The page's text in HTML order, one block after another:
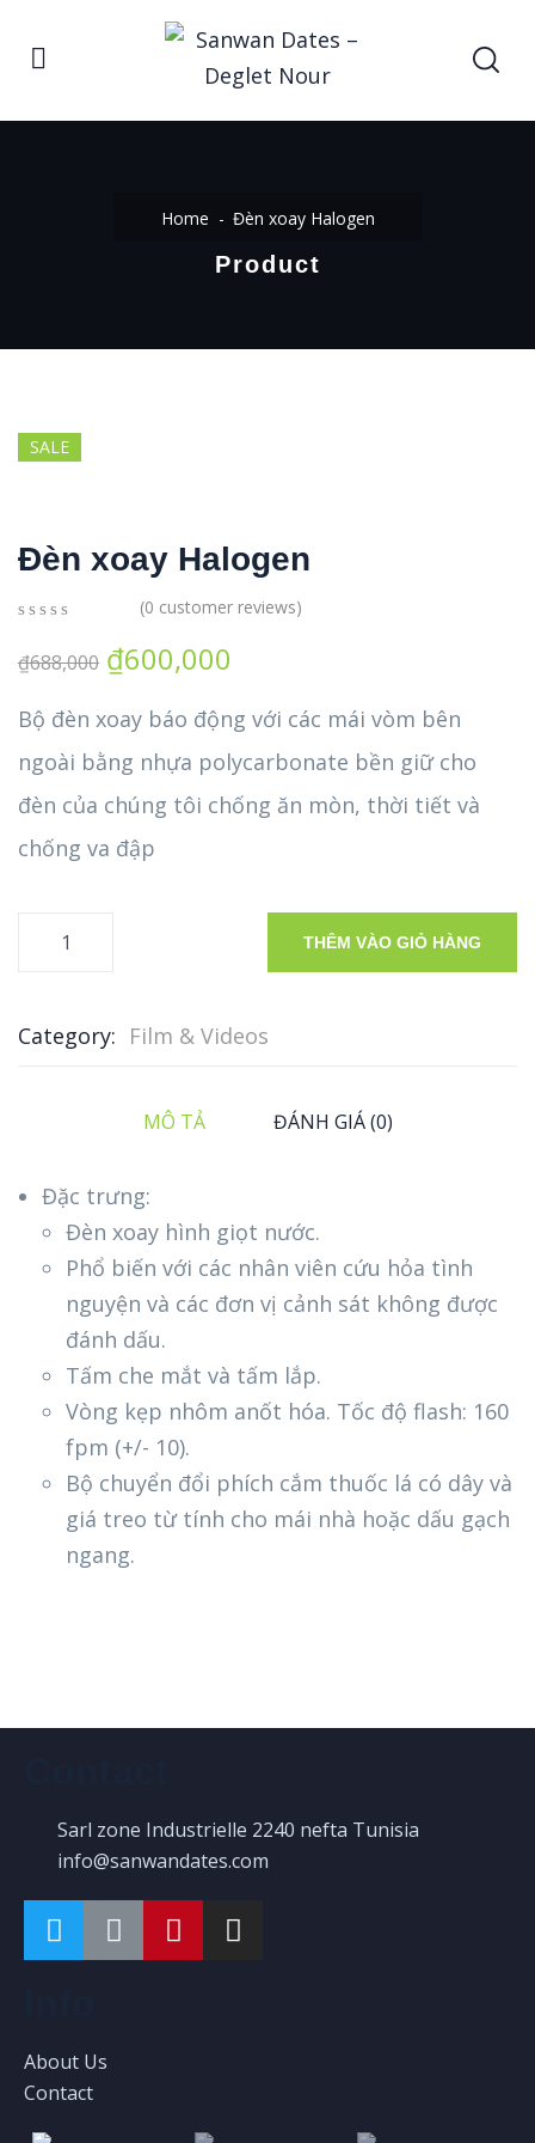
Home Đèn xoay Halogen
Product
SALE
Đèn xoay Halogen
out
of
on
ratings
(0 customer reviews)
₫688,000 ₫600,000
Bộ đèn xoay báo động với các mái vòm bên
ngoài bằng nhựa polycarbonate bền giữ cho
đèn của chúng tôi chống ăn mòn, thời tiết và
chống va đập
THÊM VÀO GIỎ HÀNG
Category: Film & Videos
MÔ TẢ ĐÁNH GIÁ (0)
Đặc trưng:
Đèn xoay hình giọt nước.
Phổ biến với các nhân viên cứu hỏa tình
nguyện và các đơn vị cảnh sát không được
đánh dấu.
Tấm che mắt và tấm lắp.
Vòng kẹp nhôm anốt hóa. Tốc độ flash: 160
fpm (+/- 10).
Bộ chuyển đổi phích cắm thuốc lá có dây và
giá treo từ tính cho mái nhà hoặc dấu gạch
ngang.
Sarl zone Industrielle 2240 nefta Tunisia
info@sanwandates.com
About Us
Contact